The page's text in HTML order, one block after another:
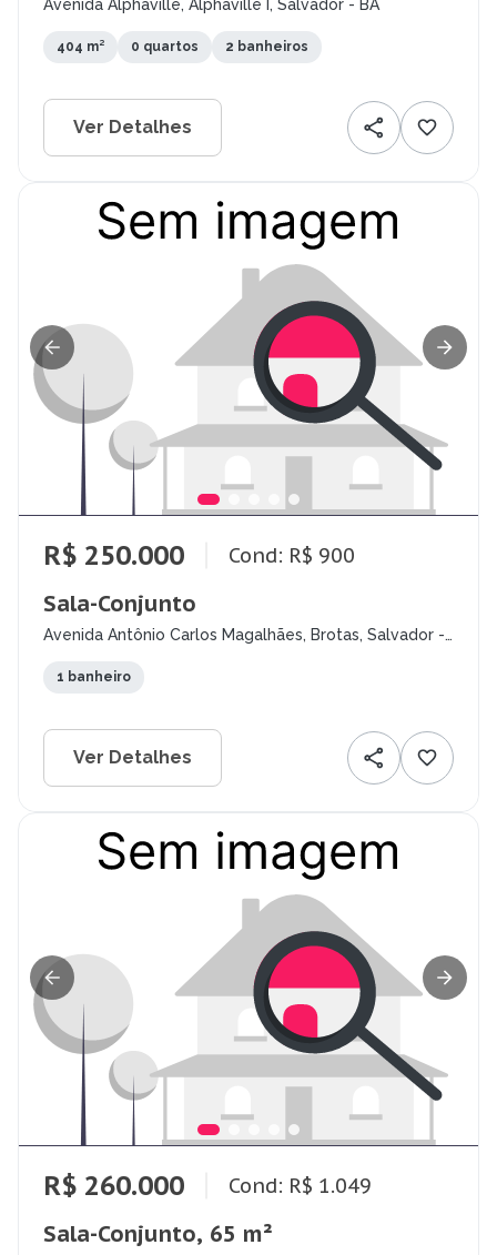
Avenida Alphaville, Alphaville I, Salvador - BA
404 m² 0 quartos 2 banheiros
Ver Detalhes
R$ 250.000 Cond: R$ 900
Sala-Conjunto
Avenida Antônio Carlos Magalhães, Brotas, Salvador -
1 banheiro
Ver Detalhes
R$ 260.000 Cond: R$ 1.049
Sala-Conjunto, 65 m²